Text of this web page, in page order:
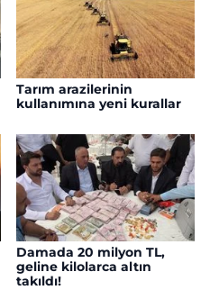
Tarım arazilerinin
kullanımına yeni kurallar
Damada 20 milyon TL,
geline kilolarca altın
takıldı!